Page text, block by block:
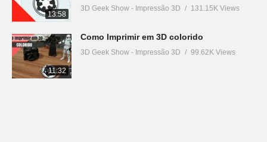
13:58
3D Geek Show - Impressão 3D 131.15K Views
11:32
Como Imprimir em 3D colorido
3D Geek Show - Impressão 3D 99.62K Views